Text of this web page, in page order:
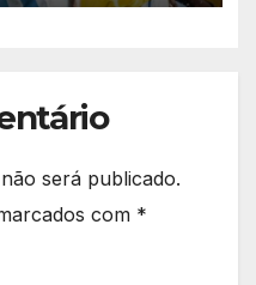
será publicado.
com *